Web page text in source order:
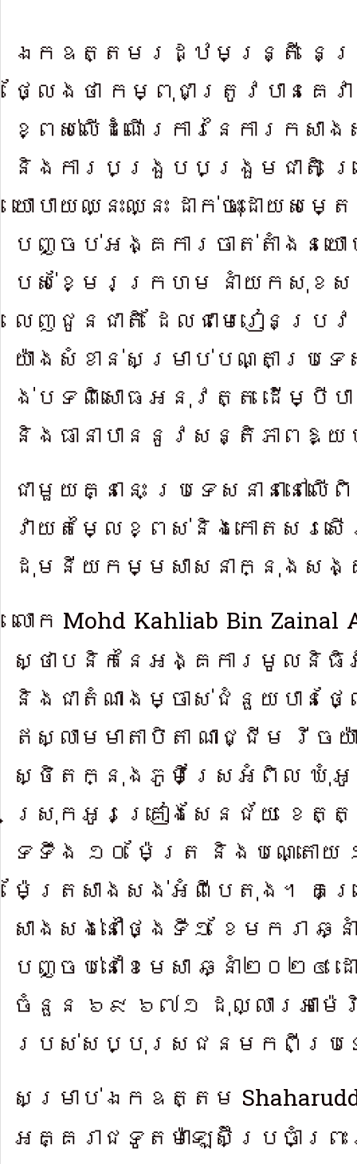
ឯកឧត្តមរដ្ឋមន្ត្រី នេត្
ថ្លែងថា កម្ពុជាត្រូវបានគេ​វ
ខ្ពស់លើដំ​ណើរការនៃការកស
និងការ​បង្រួបប​ង្រួមជាតិ
យោបាយ​ឈ្នះឈ្នះ ដាក់ចុះដោយសម្ត
បញ្ចប់អង្គការ​ចា​ត់តាំងន​យោ
បស់ខ្មែរក្រហម នាំយក​សុខស​
លេញជូនជាតិ ដែលជា​មេរៀនប្
យ៉ាងសំខាន់​សម្រាប់បណ្តាប្រ​ទ
ង់បទពិ​សោធអនុវត្ត ដើម្បីប
និងធា​នាបាន​នូវសន្តិភា​ពឱ្
ជាមួយគ្នានេះ ប្រទេ​សនានា​នៅល
វាយតម្លៃខ្ពស់​និងកោត​សរ​ស
ដុមនីយ​កម្មសា​សនាក្នុងស​ង្
លោក Mohd Kahliab Bin Zainal
ស្ថាបនិក​នៃអង្គការមូលនិធិ
និងជាតំណា​ងម្ចាស់ជំនួយ​បានថ្ល
ឥស្លាមមា​តាបិតា ណាជ្ជីម រីចយ៉
ស្ថិតក្នុងភូ​មិស្រែអំពិល ឃុំអូ
ស្រុកអូរគ្រៀងសែន​ជ័យ ខេត្ត
ទទឹង ១០ ម៉ែត្រ និងប​ណ្តោយ
ម៉ែត្រសាងសង់អំពីបេតុង។ គម្រ
សាងសង់នៅថ្ងៃទី១ ខែមករា
បញ្ចប់នៅខែមេសា ឆ្នាំ២០២៤
ចំនួន ៦៩ ៦៧១ ដុល្លារ​អាម៉េ
របស់សប្បុរសជនមកពីប្រ
សម្រាប់ឯ​កឧត្តម
អគ្គរាជទូត​ម៉ាឡេស៊ីប្រចាំព្រះ